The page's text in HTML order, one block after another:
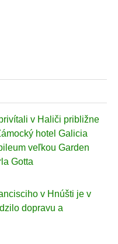
v Haliči približne
hotel Galicia
veľkou Garden
Gotta
v Hnúšti je v
dopravu a